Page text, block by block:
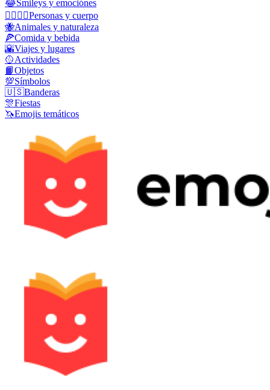
😂Smileys y emociónes
👩‍❤️‍💋‍👨Personas y cuerpo
🐝Animales y naturaleza
🍕Comida y bebida
🌇Viajes y lugares
🥎Actividades
📙Objetos
💯Símbolos
🇺🇸Banderas
🎊Fiestas
🦄Emojis temáticos